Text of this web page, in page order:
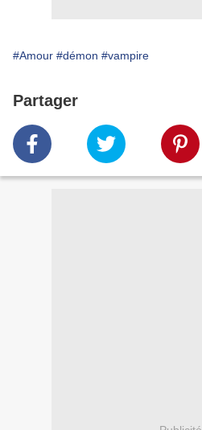
#Amour #démon #vampire
Partager